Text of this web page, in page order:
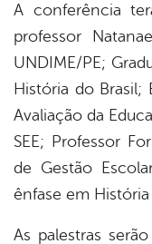
A conferência
professor
UNDIME/PE;
História do Brasil;
Avaliação da
SEE; Professor
de Gestão
ênfase em História
As palestras